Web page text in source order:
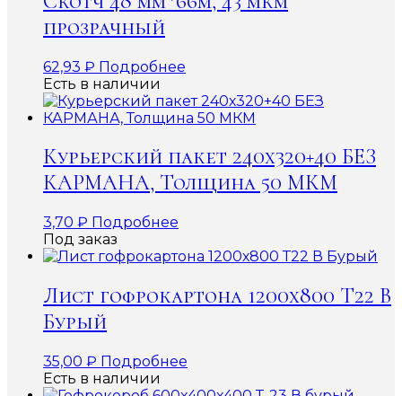
прозрачный
62,93 ₽ Подробнее
Есть в наличии
Курьерский пакет 240х320+40 БЕЗ
КАРМАНА, Толщина 50 МКМ
3,70 ₽ Подробнее
Под заказ
Лист гофрокартона 1200х800 Т22 В
Бурый
35,00 ₽ Подробнее
Есть в наличии